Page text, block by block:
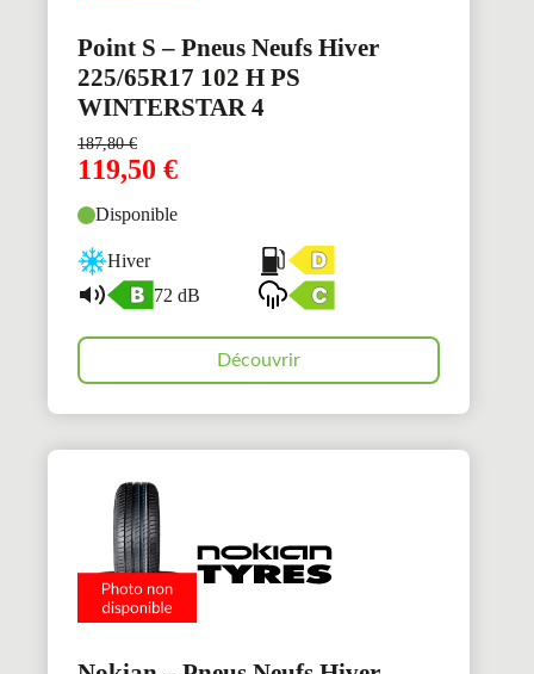
Point S – Pneus Neufs Hiver
225/65R17 102 H PS
WINTERSTAR 4
187,80€
119,50 €
Disponible
Hiver
72 dB
Découvrir